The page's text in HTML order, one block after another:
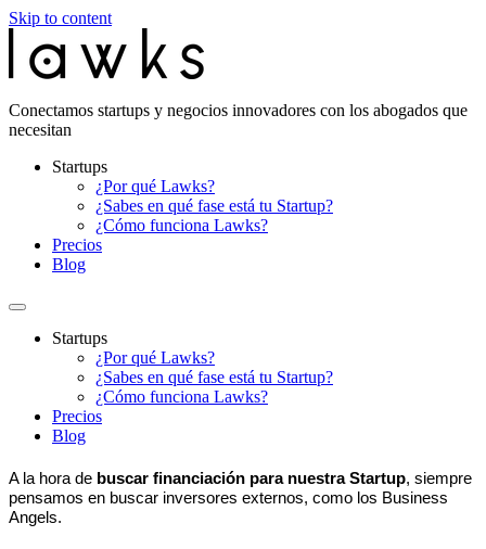
Skip to content
Conectamos startups y negocios innovadores con los abogados que
necesitan
Startups
¿Por qué Lawks?
¿Sabes en qué fase está tu Startup?
¿Cómo funciona Lawks?
Precios
Blog
Startups
¿Por qué Lawks?
¿Sabes en qué fase está tu Startup?
¿Cómo funciona Lawks?
Precios
Blog
A la hora de buscar financiación para nuestra Startup, siempre
pensamos en buscar inversores externos, como los Business
Angels.